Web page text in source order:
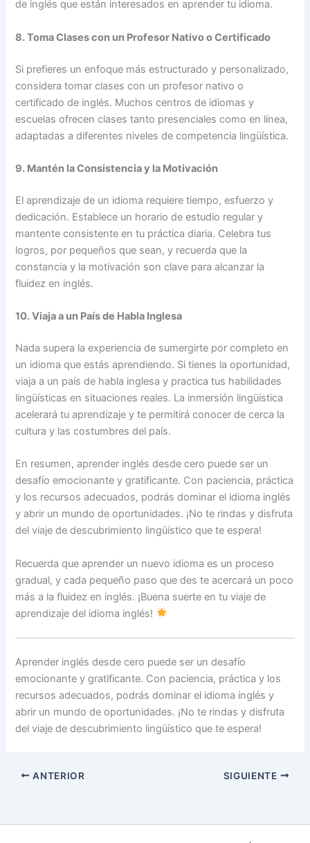
de inglés que están interesados en aprender tu idioma.
8. Toma Clases con un Profesor Nativo o Certificado
Si prefieres un enfoque más estructurado y personalizado,
considera tomar clases con un profesor nativo o
certificado de inglés. Muchos centros de idiomas y
escuelas ofrecen clases tanto presenciales como en línea,
adaptadas a diferentes niveles de competencia lingüística.
9. Mantén la Consistencia y la Motivación
El aprendizaje de un idioma requiere tiempo, esfuerzo y
dedicación. Establece un horario de estudio regular y
mantente consistente en tu práctica diaria. Celebra tus
logros, por pequeños que sean, y recuerda que la
constancia y la motivación son clave para alcanzar la
fluidez en inglés.
10. Viaja a un País de Habla Inglesa
Nada supera la experiencia de sumergirte por completo en
un idioma que estás aprendiendo. Si tienes la oportunidad,
viaja a un país de habla inglesa y practica tus habilidades
lingüísticas en situaciones reales. La inmersión lingüística
acelerará tu aprendizaje y te permitirá conocer de cerca la
cultura y las costumbres del país.
En resumen, aprender inglés desde cero puede ser un
desafío emocionante y gratificante. Con paciencia, práctica
y los recursos adecuados, podrás dominar el idioma inglés
y abrir un mundo de oportunidades. ¡No te rindas y disfruta
del viaje de descubrimiento lingüístico que te espera!
Recuerda que aprender un nuevo idioma es un proceso
gradual, y cada pequeño paso que des te acercará un poco
más a la fluidez en inglés. ¡Buena suerte en tu viaje de
aprendizaje del idioma inglés!
Aprender inglés desde cero puede ser un desafío
emocionante y gratificante. Con paciencia, práctica y los
recursos adecuados, podrás dominar el idioma inglés y
abrir un mundo de oportunidades. ¡No te rindas y disfruta
del viaje de descubrimiento lingüístico que te espera!
ANTERIOR SIGUIENTE